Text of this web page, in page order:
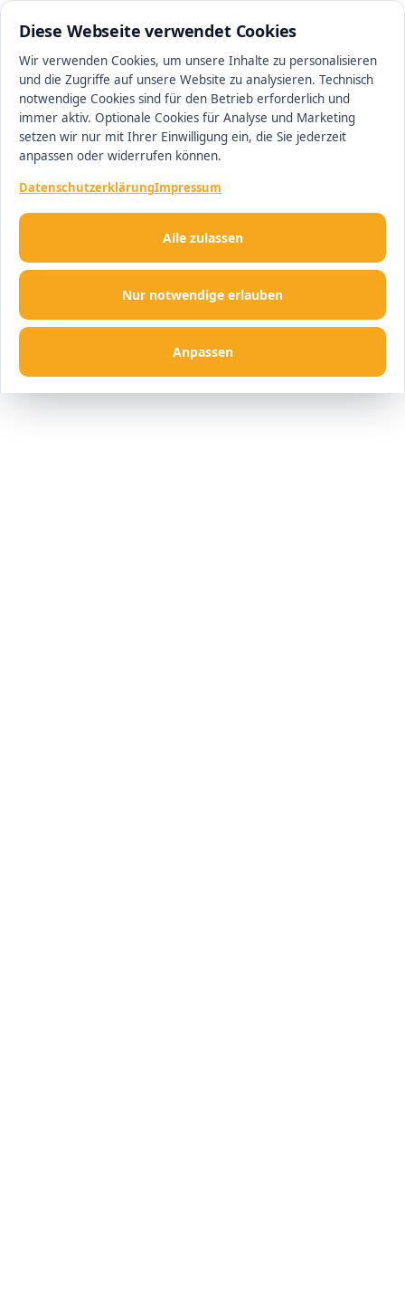
Diese Webseite verwendet Cookies
Wir verwenden Cookies, um unsere Inhalte zu personalisieren
und die Zugriffe auf unsere Website zu analysieren. Technisch
notwendige Cookies sind für den Betrieb erforderlich und
immer aktiv. Optionale Cookies für Analyse und Marketing
setzen wir nur mit Ihrer Einwilligung ein, die Sie jederzeit
anpassen oder widerrufen können.
DatenschutzerklärungImpressum
Nur notwendige erlauben
Anpassen
Alle zulassen